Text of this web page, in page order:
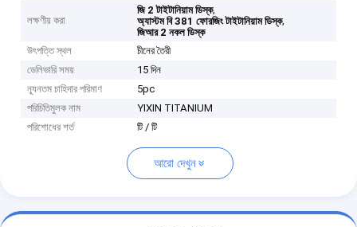
লক্ষণীয় করা
জি 2 টাইটানিয়াম ডিস্ক,
অ্যাস্টম বি 381 ফোরজিং টাইটানিয়াম ডিস্ক,
জিআর 2 নকল ডিস্ক
উৎপত্তি স্থল
চীনের তৈরী
ডেলিভারি সময়
15 দিন
ন্যূনতম চাহিদার পরিমাণ
5pc
পরিচিতিমুলক নাম
YIXIN TITANIUM
পরিশোধের শর্ত
টি / টি
আরো দেখুন